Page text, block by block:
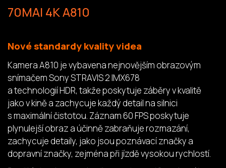
70MAI 4K A810
Nové standardy kvality videa
Kamera A810 je vybavena nejnovějším obrazovým
snímačem Sony STRAVIS 2 IMX678
a technologií HDR, takže poskytuje záběry v kvalitě
jako v kině a zachycuje každý detail na silnici
s maximální čistotou. Záznam 60 FPS poskytuje
plynulejší obraz a účinně zabraňuje rozmazání,
zachycuje detaily, jako jsou poznávací značky a
dopravní značky, zejména při jízdě vysokou rychlostí.